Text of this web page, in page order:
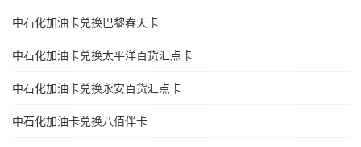
中石化加油卡兑换巴黎春天卡
中石化加油卡兑换太平洋百货汇点卡
中石化加油卡兑换永安百货汇点卡
中石化加油卡兑换八佰伴卡